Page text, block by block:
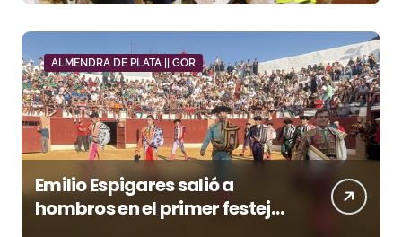
ALMENDRA DE PLATA || GOR
Emilio Espigares salió a
hombros en el primer festejo